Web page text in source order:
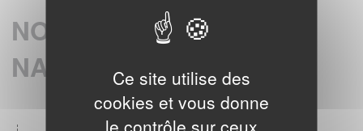
EN SAVOIR PLUS
Baromètre GINETEX 2024 : les habitudes
d’entretien textile en Europe.28 avril 2025 -
L’étiquette est un élément essentiel pour guider
NOS MEMBRES
NATIONAUXCe site utilise des
cookies et vous donne
le contrôle sur ceux